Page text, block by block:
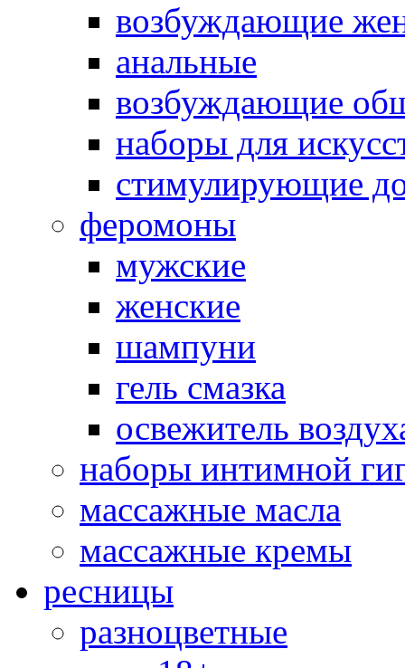
возбуждающие
анальные
возбуждающие
наборы для
стимулирующие
феромоны
мужские
женские
шампуни
гель смазка
освежитель
наборы интимной
массажные масла
массажные кремы
ресницы
разноцветные